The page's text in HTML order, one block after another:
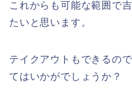
これからも可能な範囲で
たいと思います。
テイクアウトもできるの
てはいかがでしょうか？